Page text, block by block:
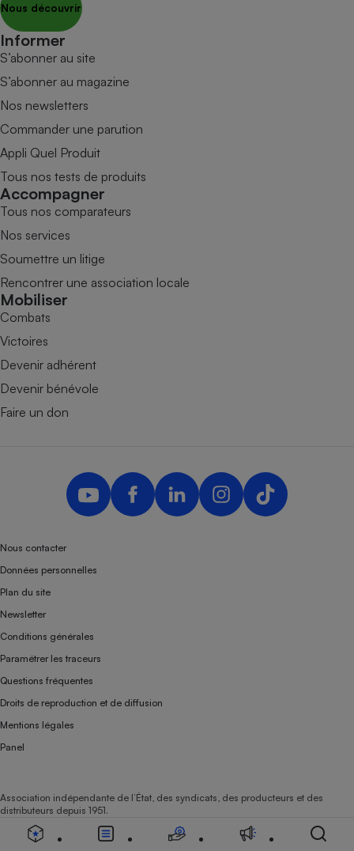
Nous découvrir
Informer
S’abonner au site
S’abonner au magazine
Nos newsletters
Commander une parution
Appli Quel Produit
Tous nos tests de produits
Accompagner
Tous nos comparateurs
Nos services
Soumettre un litige
Rencontrer une association locale
Mobiliser
Combats
Victoires
Devenir adhérent
Devenir bénévole
Faire un don
Nous contacter
Données personnelles
Plan du site
Newsletter
Conditions générales
Paramétrer les traceurs
Questions fréquentes
Droits de reproduction et de diffusion
Mentions légales
Panel
Association indépendante de l’État, des syndicats, des producteurs et des
distributeurs depuis 1951.